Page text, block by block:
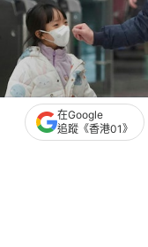
撰文：林子慰
在Google
追蹤《香港01》